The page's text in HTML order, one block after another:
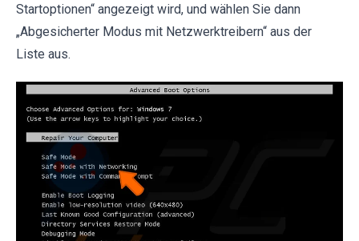
Startoptionen“ angezeigt wird, und wählen Sie dann
„Abgesicherter Modus mit Netzwerktreibern“ aus der
Liste aus.